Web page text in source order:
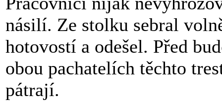
násilí. Ze stolku sebral
hotovostí a odešel. Před
obou pachatelích těchto
pátrají.